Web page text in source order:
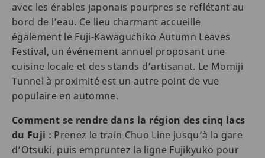
avec les érables japonais pourpres se reflétant au
bord de l’eau. Ce lieu charmant accueille
également le Fuji-Kawaguchiko Autumn Leaves
Festival, un événement annuel proposant une
cuisine locale et des stands d’artisanat. Le Momiji
Tunnel à proximité est un autre point de vue
populaire en automne.
Comment se rendre dans la région des cinq lacs
du Fuji : Prenez le train Chuo Line jusqu’à la gare
d’Otsuki, puis empruntez la ligne Fujikyuko pour